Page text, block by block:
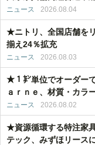
ニュース 2026.08.04
★ニトリ、全国店舗を
揃え24％拡充
ニュース 2026.08.03
★１㌢単位でオーダー
ａｒｎｅ、材質・カラ
ニュース 2026.08.02
★資源循環する特注家
テック、みずほリース